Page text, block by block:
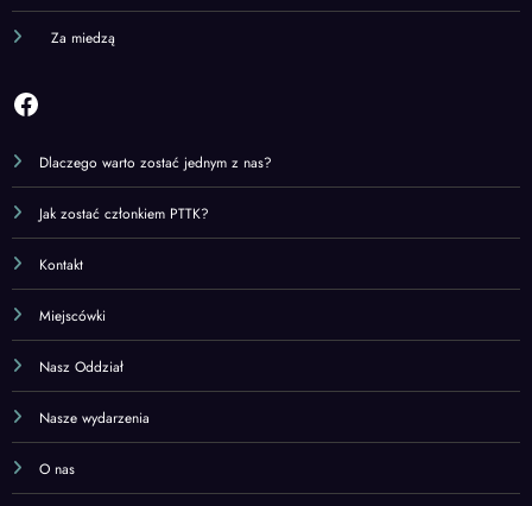
Za miedzą
Facebook
Dlaczego warto zostać jednym z nas?
Jak zostać członkiem PTTK?
Kontakt
Miejscówki
Nasz Oddział
Nasze wydarzenia
O nas